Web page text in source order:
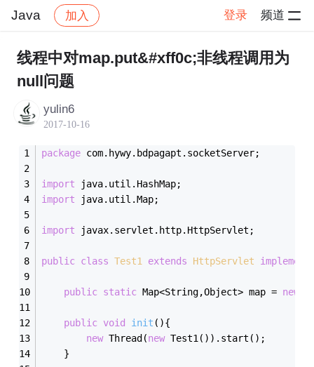
Java 加入 登录 频道
社区 Java
线程中对map.put&#xff0c;非线程调用为
null问题
yulin6
2017-10-16
package com.hywy.bdpagapt.socketServer;
import java.util.HashMap;
import java.util.Map;
import javax.servlet.http.HttpServlet;
public class Test1 extends HttpServlet
public static Map<String,Object> map = new
public void init (){
new Thread(new Test1()).start();
	}